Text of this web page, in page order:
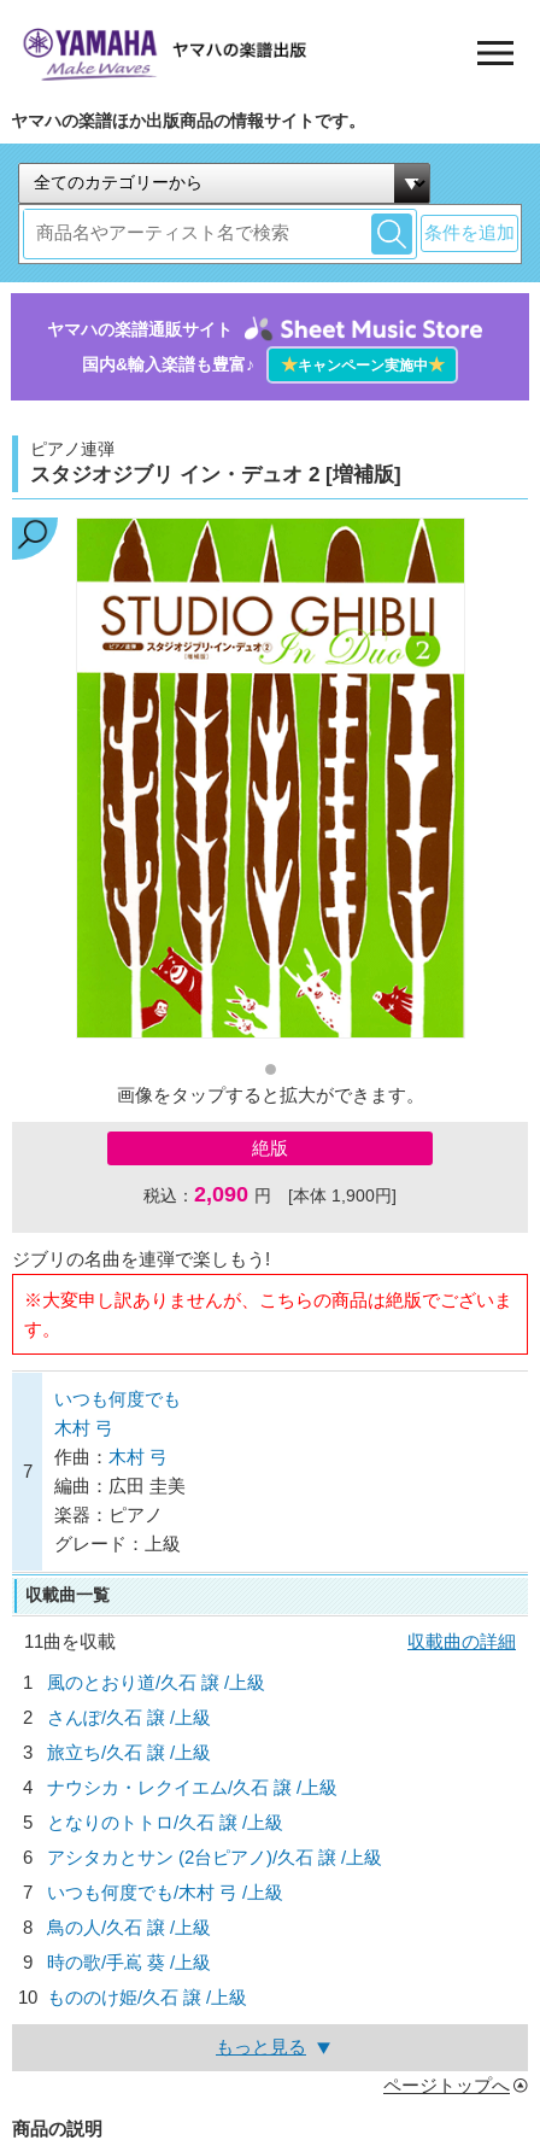
ヤマハの楽譜ほか出版商品の情報サイトです。
条件を追加
ヤマハの楽譜通販サイト
国内&輸入楽譜も豊富♪
★キャンペーン実施中★
ピアノ連弾
スタジオジブリ イン・デュオ 2 [増補版]
画像をタップすると拡大ができます。
絶版
税込： 2,090 円 [本体 1,900円]
ジブリの名曲を連弾で楽しもう!
※大変申し訳ありませんが、こちらの商品は絶版でございま
す。
7
いつも何度でも
木村 弓
作曲： 木村 弓
編曲：広田 圭美
楽器：ピアノ
グレード：上級
収載曲一覧
11曲を収載
収載曲の詳細
1
風のとおり道/久石 譲 /上級
2
さんぽ/久石 譲 /上級
3
旅立ち/久石 譲 /上級
4
ナウシカ・レクイエム/久石 譲 /上級
5
となりのトトロ/久石 譲 /上級
6
アシタカとサン (2台ピアノ)/久石 譲 /上級
7
いつも何度でも/木村 弓 /上級
8
鳥の人/久石 譲 /上級
9
時の歌/手嶌 葵 /上級
10 もののけ姫/久石 譲 /上級
もっと見る
ページトップへ
商品の説明